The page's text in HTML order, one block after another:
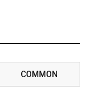
COMMON